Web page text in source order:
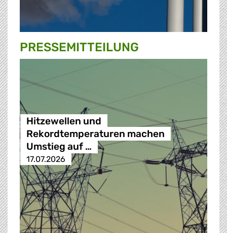
PRESSE­MITTEILUNG
Hitzewellen und
Rekordtemperaturen machen
Umstieg auf …
17.07.2026